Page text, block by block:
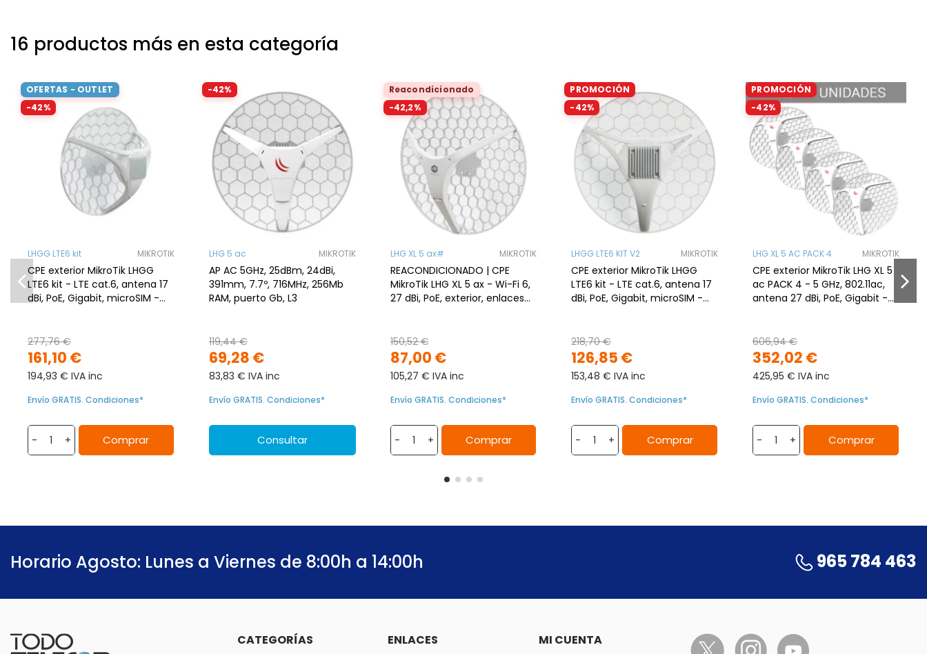
16 productos más en esta categoría
OFERTAS - OUTLET
-42%
LHGG LTE6 kit MIKROTIK
CPE exterior MikroTik LHGG
LTE6 kit - LTE cat.6, antena 17
dBi, PoE, Gigabit, microSIM -
161,10 €
277,76 €
194,93 € IVA inc
Envío GRATIS. Condiciones*
- + Comprar
-42%
LHG 5 ac MIKROTIK
AP AC 5GHz, 25dBm, 24dBi,
391mm, 7.7º, 716MHz, 256Mb
RAM, puerto Gb, L3
69,28 €
119,44 €
83,83 € IVA inc
Envío GRATIS. Condiciones*
Consultar
Reacondicionado
-42,2%
LHG XL 5 ax# MIKROTIK
REACONDICIONADO | CPE
MikroTik LHG XL 5 ax - Wi-Fi 6,
27 dBi, PoE, exterior, enlaces
87,00 €
150,52 €
105,27 € IVA inc
Envío GRATIS. Condiciones*
- + Comprar
PROMOCIÓN
-42%
LHGG LTE6 KIT V2 MIKROTIK
CPE exterior MikroTik LHGG
LTE6 kit - LTE cat.6, antena 17
dBi, PoE, Gigabit, microSIM -
126,85 €
218,70 €
153,48 € IVA inc
Envío GRATIS. Condiciones*
- + Comprar
PROMOCIÓN
-42%
LHG XL 5 AC PACK 4 MIKROTIK
CPE exterior MikroTik LHG XL 5
ac PACK 4 - 5 GHz, 802.11ac,
antena 27 dBi, PoE, Gigabit -
352,02 €
606,94 €
425,95 € IVA inc
Envío GRATIS. Condiciones*
- + Comprar
Horario Agosto: Lunes a Viernes de 8:00h a 14:00h 965 784 463
CATEGORÍAS ENLACES MI CUENTA